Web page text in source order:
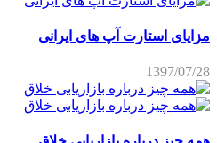
مزایای استارت آپ های ایرانی
1397/07/28